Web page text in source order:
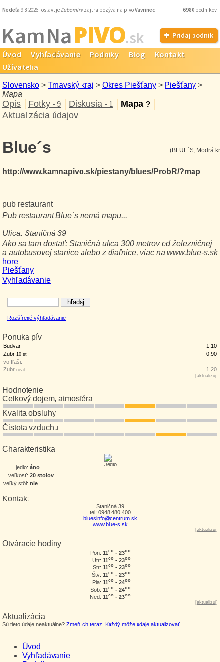
Nedeľa 9.8.2026 oslavuje Ľubomíra zajtra pozýva na pivoVavrinec 6980 podnikov
Kam NaPIVO.sk Pridaj podnik
Úvod Vyhľadávanie Podniky Blog
Kontakt
Užívatelia
Slovensko > Trnavský kraj > Okres Piešťany > Piešťany >
Mapa
Opis Fotky - 9 Diskusia - 1 Mapa ?
Aktualizácia údajov
Vyhľadávanie
Rozšírené výhľadávanie
Ponuka pív
Budvar
1,10
Zubr 10 st
0,90
vo fľaši:
Zubr neal. 1,20
[aktualizuj]
Hodnotenie
Celkový dojem, atmosféra
Kvalita obsluhy
Čistota vzduchu
Charakteristika
jedlo: áno
veľkosť: 20 stolov
veľký stôl: nie
Kontakt
Staničná 39
tel: 0948 480 400
bluesinfo@centrum.sk
www.blue-s.sk
[aktualizuj]
Otváracie hodiny
Pon: 11oo - 23oo
Utr: 11oo - 23oo
Str: 11oo - 23oo
Štv: 11oo - 23oo
Pia: 11oo - 24oo
Sob: 11oo - 24oo
Ned: 11oo - 23oo
[aktualizuj]
Aktualizácia
Sú tieto údaje neaktuálne? Zmeň ich teraz. Každý môže údaje aktualizovať.
Blue´s
http://www.kamnapivo.sk/piestany/blues/ProbR/?map
pub restaurant
(BLUE´S, Modrá
Pub restaurantBlue´s nemá mapu...
Ulica: Staničná 39
Ako sa tam dostať: Staničná ulica 300 metrov od železničnej
a autobusovej stanice alebo z diaľnice, viac na www.blue-s.sk
hore
Piešťany
Úvod
Vyhľadávanie